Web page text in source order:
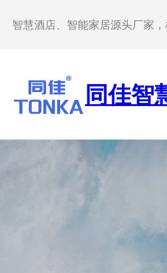
智慧酒店、智能家居源头厂家
同佳智